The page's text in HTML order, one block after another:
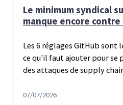
Le minimum syndical
manque encore
Les 6 réglages GitHub sont
ce qu'il faut ajouter pour
des attaques de supply
07/07/2026